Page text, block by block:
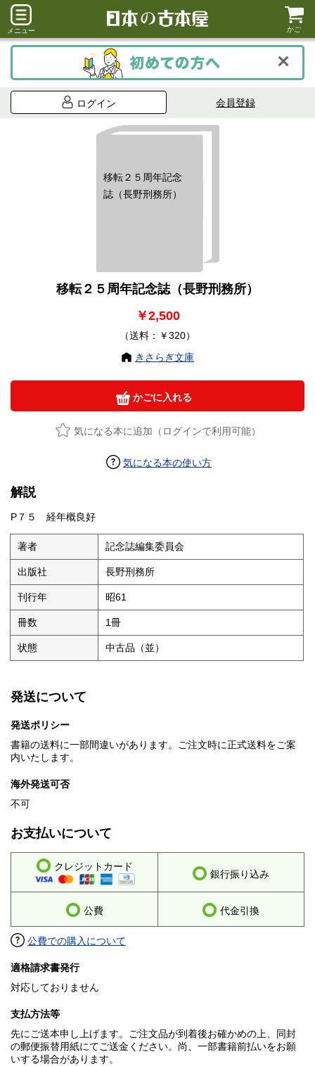
メニュー かご
ログイン 会員登録
移転２５周年記念
誌（長野刑務所）
移転２５周年記念誌（長野刑務所）
￥2,500
（送料：￥320）
きさらぎ文庫
かごに入れる
気になる本に追加（ログインで利用可能）
気になる本の使い方
解説
P７５ 経年概良好
著者 記念誌編集委員会
出版社 長野刑務所
刊行年 昭61
冊数 1冊
状態 中古品（並）
発送について
発送ポリシー
書籍の送料に一部間違いがあります。ご注文時に正式送料をご案
内いたします。
海外発送可否
不可
お支払いについて
クレジットカード
銀行振り込み
公費 代金引換
公費での購入について
適格請求書発行
対応しておりません
支払方法等
先にご送本申し上げます。ご注文品が到着後お確かめの上、同封
の郵便振替用紙にてご送金ください。尚、一部書籍前払いをお願
いする場合があります。